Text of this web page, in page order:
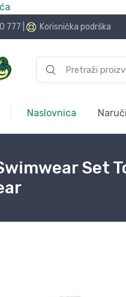
777 Korisnička podrška
Naslovnica
Set